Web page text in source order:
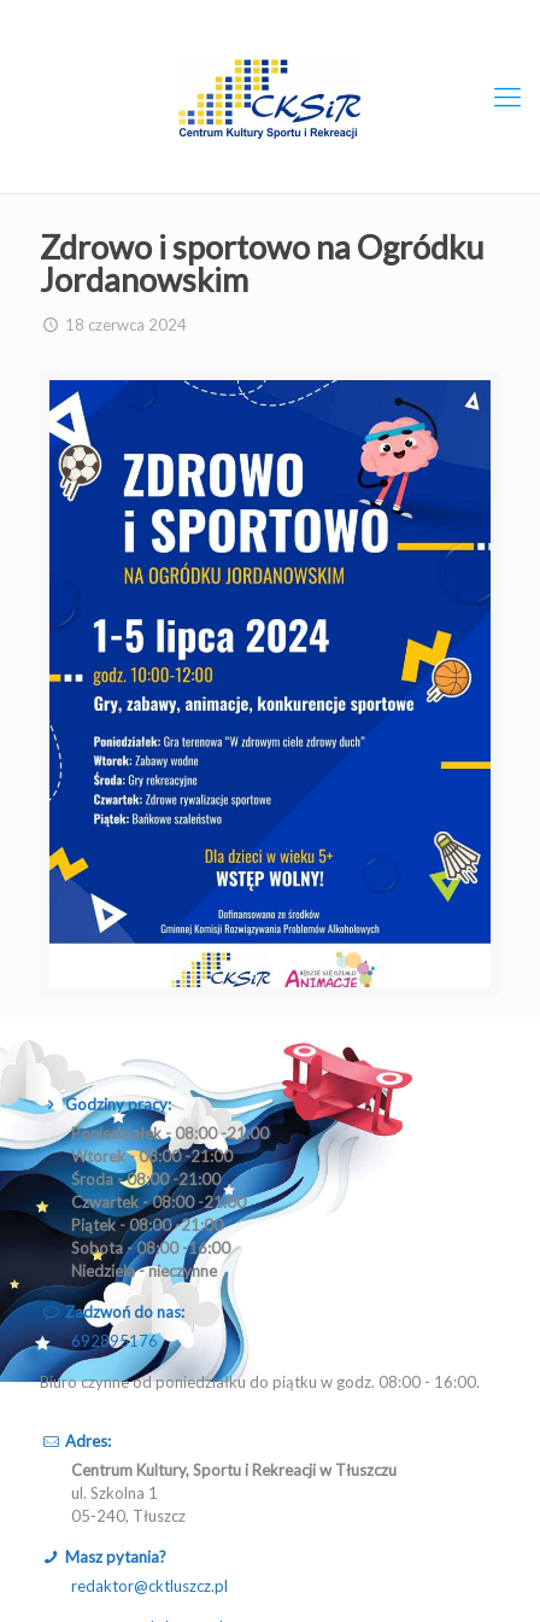
Zdrowo i sportowo na Ogródku
Jordanowskim
18 czerwca 2024
Godziny pracy:
Poniedziałek - 08:00 -21:00
Wtorek - 08:00 -21:00
Środa - 08:00 -21:00
Czwartek - 08:00 -21:00
Piątek - 08:00 -21:00
Sobota - 08:00 -16:00
Niedziela - nieczynne
Zadzwoń do nas:
692895176
Biuro czynne od poniedziałku do piątku w godz. 08:00 - 16:00.
Adres:
Centrum Kultury, Sportu i Rekreacji w Tłuszczu
ul. Szkolna 1
05-240, Tłuszcz
Masz pytania?
redaktor@cktluszcz.pl